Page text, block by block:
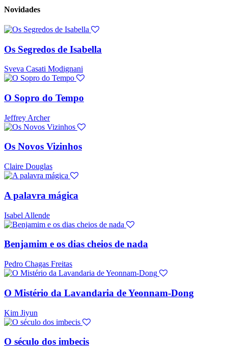
Novidades
Os Segredos de Isabella
Sveva Casati Modignani
O Sopro do Tempo
Jeffrey Archer
Os Novos Vizinhos
Claire Douglas
A palavra mágica
Isabel Allende
Benjamim e os dias cheios de nada
Pedro Chagas Freitas
O Mistério da Lavandaria de Yeonnam-Dong
Kim Jiyun
O século dos imbecis